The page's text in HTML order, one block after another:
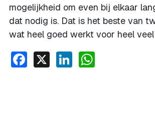
mogelijkheid om even bij elkaar
dat nodig is. Dat is het beste van
wat heel goed werkt voor heel
Facebook
X LinkedIn